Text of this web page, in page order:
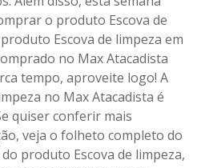
o produto Escova de
Escova de limpeza em
no Max Atacadista
tempo, aproveite logo! A
no Max Atacadista é
quiser conferir mais
veja o folheto completo do
produto Escova de limpeza,